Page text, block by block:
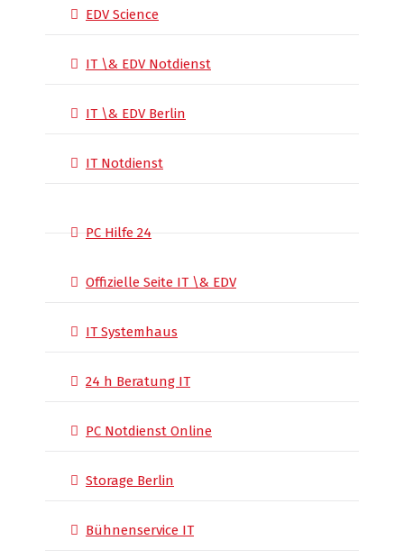
EDV Science
IT \& EDV Notdienst
IT \& EDV Berlin
IT Notdienst
PC Hilfe 24
Offizielle Seite IT \& EDV
IT Systemhaus
24 h Beratung IT
PC Notdienst Online
Storage Berlin
Bühnenservice IT